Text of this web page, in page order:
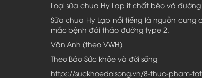
Loại sữa chua Hy Lạp ít chất béo và
Sữa chua Hy Lạp nổi tiếng là nguồn
mắc bệnh đái tháo đường type 2.
Vân Anh (theo VWH)
Theo Báo Sức khỏe và đời sống
https://suckhoedoisong.vn/8-thuc-pham-